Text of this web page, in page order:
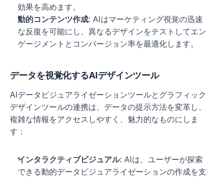
効果を高めます。
動的コンテンツ作成: AIはマーケティング視覚の迅速
な反復を可能にし、異なるデザインをテストしてエン
ゲージメントとコンバージョン率を最適化します。
データを視覚化するAIデザインツール
AIデータビジュアライゼーションツールとグラフィック
デザインツールの連携は、データの提示方法を変革し、
複雑な情報をアクセスしやすく、魅力的なものにしま
す：
インタラクティブビジュアル: AIは、ユーザーが探索
できる動的データビジュアライゼーションの作成を支